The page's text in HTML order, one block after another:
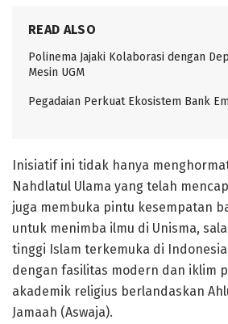
READ ALSO
Polinema Jajaki Kolaborasi dengan
Mesin UGM
Pegadaian Perkuat Ekosistem Bank
Inisiatif ini tidak hanya
Nahdlatul Ulama yang telah
juga membuka pintu kesempatan
untuk menimba ilmu di Unisma,
tinggi Islam terkemuka di
dengan fasilitas modern dan iklim
akademik religius berlandaskan
Jamaah (Aswaja).